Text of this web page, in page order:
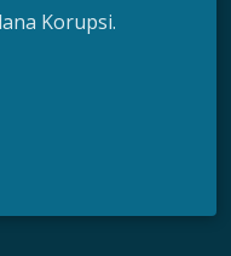
Korupsi.